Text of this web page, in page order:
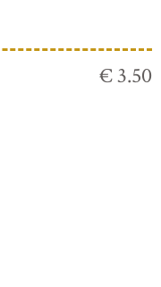
€ 3.50